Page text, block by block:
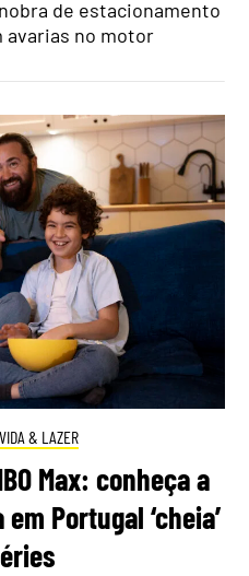
de estacionamento
avarias no motor
VIDA & LAZER
Max: conheça a
Portugal ‘cheia’